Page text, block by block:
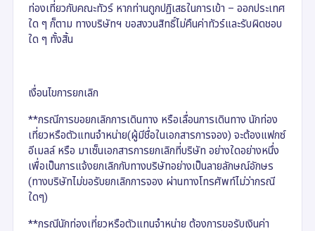
ท่องเที่ยวกับคณะทัวร์ หากท่านถูกปฏิเสธในการเข้า – ออกประเทศ
ใด ๆ ก็ตาม ทางบริษัทฯ ขอสงวนสิทธิ์ไม่คืนค่าทัวร์และรับผิดชอบ
ใด ๆ ทั้งสิ้น
เงื่อนไขการยกเลิก
**กรณีการขอยกเลิกการเดินทาง หรือเลื่อนการเดินทาง นักท่อง
เที่ยวหรือตัวแทนจำหน่าย(ผู้มีชื่อในเอกสารการจอง) จะต้องแฟกซ์
อีเมลล์ หรือ มาเซ็นเอกสารการยกเลิกที่บริษัท อย่างใดอย่างหนึ่ง
เพื่อเป็นการแจ้งยกเลิกกับทางบริษัทอย่างเป็นลายลักษณ์อักษร
(ทางบริษัทไม่ขอรับยกเลิกการจอง ผ่านทางโทรศัพท์ไม่ว่ากรณี
ใดๆ)
**กรณีนักท่องเที่ยวหรือตัวแทนจำหน่าย ต้องการขอรับเงินค่า